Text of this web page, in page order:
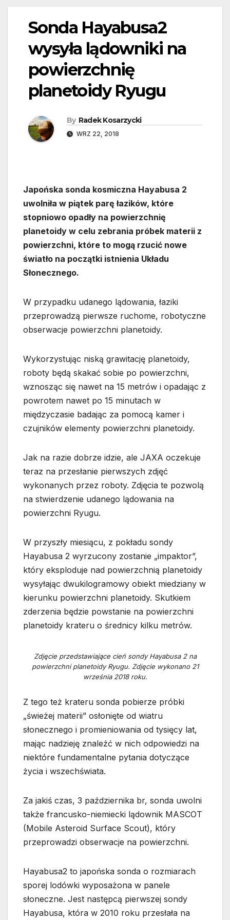
Sonda Hayabusa2
wysyła lądowniki na
powierzchnię
planetoidy Ryugu
By Radek Kosarzycki
WRZ 22, 2018
Japońska sonda kosmiczna Hayabusa 2
uwolniła w piątek parę łazików, które
stopniowo opadły na powierzchnię
planetoidy w celu zebrania próbek materii z
powierzchni, które to mogą rzucić nowe
światło na początki istnienia Układu
Słonecznego.
W przypadku udanego lądowania, łaziki
przeprowadzą pierwsze ruchome, robotyczne
obserwacje powierzchni planetoidy.
Wykorzystując niską grawitację planetoidy,
roboty będą skakać sobie po powierzchni,
wznosząc się nawet na 15 metrów i opadając z
powrotem nawet po 15 minutach w
międzyczasie badając za pomocą kamer i
czujników elementy powierzchni planetoidy.
Jak na razie dobrze idzie, ale JAXA oczekuje
teraz na przesłanie pierwszych zdjęć
wykonanych przez roboty. Zdjęcia te pozwolą
na stwierdzenie udanego lądowania na
powierzchni Ryugu.
W przyszły miesiącu, z pokładu sondy
Hayabusa 2 wyrzucony zostanie „impaktor”,
który eksploduje nad powierzchnią planetoidy
wysyłając dwukilogramowy obiekt miedziany w
kierunku powierzchni planetoidy. Skutkiem
zderzenia będzie powstanie na powierzchni
planetoidy krateru o średnicy kilku metrów.
Zdjęcie przedstawiające cień sondy Hayabusa 2 na
powierzchni planetoidy Ryugu. Zdjęcie wykonano 21
września 2018 roku.
Z tego też krateru sonda pobierze próbki
„świeżej materii” osłonięte od wiatru
słonecznego i promieniowania od tysięcy lat,
mając nadzieję znaleźć w nich odpowiedzi na
niektóre fundamentalne pytania dotyczące
życia i wszechświata.
Za jakiś czas, 3 października br, sonda uwolni
także francusko-niemiecki lądownik MASCOT
(Mobile Asteroid Surface Scout), który
przeprowadzi obserwacje na powierzchni.
Hayabusa2 to japońska sonda o rozmiarach
sporej lodówki wyposażona w panele
słoneczne. Jest następcą pierwszej sondy
Hayabusa, która w 2010 roku przesłała na